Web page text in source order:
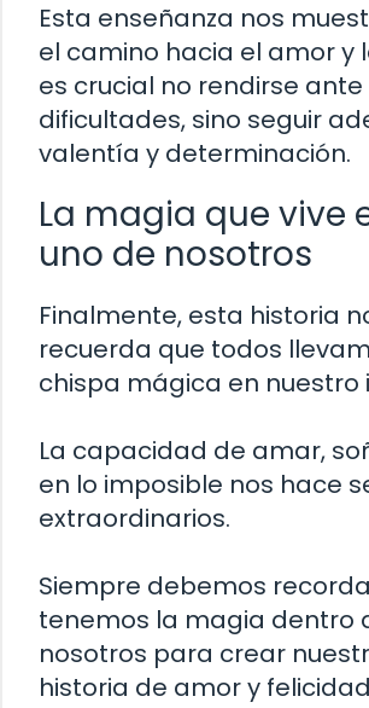
Esta enseñanza nos
el camino hacia el amor y
es crucial no rendirse ante
dificultades, sino seguir
valentía y determinación.
La magia que vive
uno de nosotros
Finalmente, esta historia
recuerda que todos
chispa mágica en nuestro
La capacidad de amar,
en lo imposible nos hace
extraordinarios.
Siempre debemos
tenemos la magia dentro
nosotros para crear
historia de amor y